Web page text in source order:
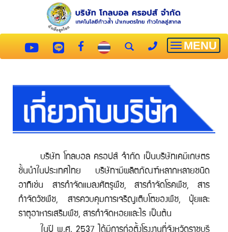
Toggle
MENU
บริษัท โกลบอล ครอปส์ จำกัด เป็นบริษัทเคมีเกษตร
ชั้นนำในประเทศไทย บริษัทฯมีผลิตภัณฑ์หลากหลายชนิด
อาทิเช่น สารกำจัดแมลงศัตรูพืช, สารกำจัดโรคพืช, สาร
กำจัดวัชพืช, สารควบคุมการเจริญเติบโตของพืช, ปุ๋ยและ
ธาตุอาหารเสริมพืช, สารกำจัดหอยและไร เป็นต้น
ในปี พ.ศ. 2537 ได้มีการก่อตั้งโรงงานที่จังหวัดราชบุรี